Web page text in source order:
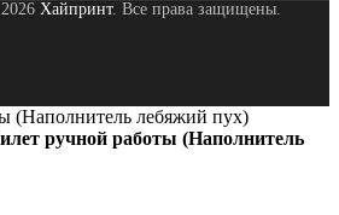
Хайпринт. Все права защищены.
ручной работы (Наполнитель